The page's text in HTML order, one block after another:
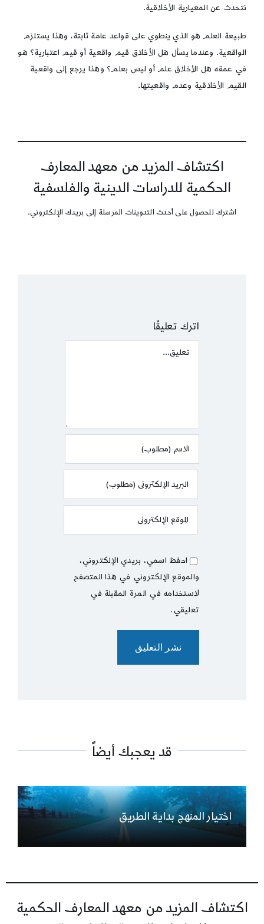
نتحدث عن المعيارية الأخلاقية.
طبيعة العلم هو الذي ينطوي على قواعد عامة ثابتة، وهذا يستلزم
الواقعية. وعندما يسأل هل الأخلاق قيم واقعية أو قيم اعتبارية؟ هو
في عمقه هل الأخلاق علم أو ليس بعلم؟ وهذا يرجع إلى واقعية
القيم الأخلاقية وعدم واقعيتها.
اكتشاف المزيد من معهد المعارف
الحكمية للدراسات الدينية والفلسفية
اشترك للحصول على أحدث التدوينات المرسلة إلى بريدك الإلكتروني.
اترك تعليقًا
Comment
احفظ اسمي، بريدي الإلكتروني،
والموقع الإلكتروني في هذا المتصفح
لاستخدامه في المرة المقبلة في
تعليقي.
قد يعجبك أيضاً
اختيار المنهج بداية الطريق
اكتشاف المزيد من معهد المعارف الحكمية